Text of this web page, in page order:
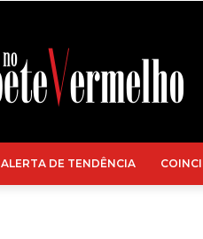
ALERTA DE TENDÊNCIA